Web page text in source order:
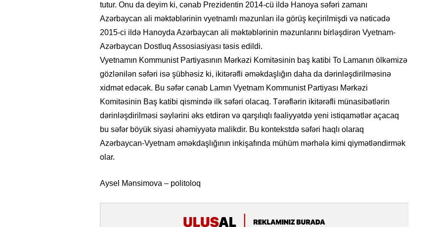
tutur. Onu da deyim ki, cənab Prezidentin 2014-cü ildə Hanoya səfəri zamanı
Azərbaycan ali məktəblərinin vyetnamlı məzunları ilə görüş keçirilmişdi və nəticədə
2015-ci ildə Hanoyda Azərbaycan ali məktəblərinin məzunlarını birləşdirən Vyetnam-
Azərbaycan Dostluq Assosiasiyası təsis edildi.
Vyetnamın Kommunist Partiyasının Mərkəzi Komitəsinin baş katibi To Lamanın ölkəmizə
gözlənilən səfəri isə şübhəsiz ki, ikitərəfli əməkdaşlığın daha da dərinləşdirilməsinə
xidmət edəcək. Bu səfər cənab Lamın Vyetnam Kommunist Partiyası Mərkəzi
Komitəsinin Baş katibi qismində ilk səfəri olacaq. Tərəflərin ikitərəfli münasibətlərin
dərinləşdirilməsi səylərini əks etdirən və qarşılıqlı fəaliyyətdə yeni istiqamətlər açacaq
bu səfər böyük siyasi əhəmiyyətə malikdir. Bu kontekstdə səfəri haqlı olaraq
Azərbaycan-Vyetnam əməkdaşlığının inkişafında mühüm mərhələ kimi qiymətləndirmək
olar.
Aysel Mənsimova – politoloq